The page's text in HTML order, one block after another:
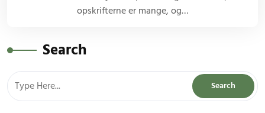
opskrifterne er mange, og…
Search